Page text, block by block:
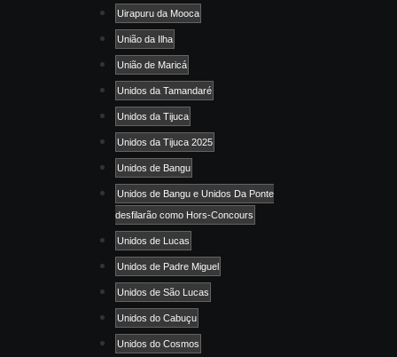
Uirapuru da Mooca
União da Ilha
União de Maricá
Unidos da Tamandaré
Unidos da Tijuca
Unidos da Tijuca 2025
Unidos de Bangu
Unidos de Bangu e Unidos Da Ponte
desfilarão como Hors-Concours
Unidos de Lucas
Unidos de Padre Miguel
Unidos de São Lucas
Unidos do Cabuçu
Unidos do Cosmos